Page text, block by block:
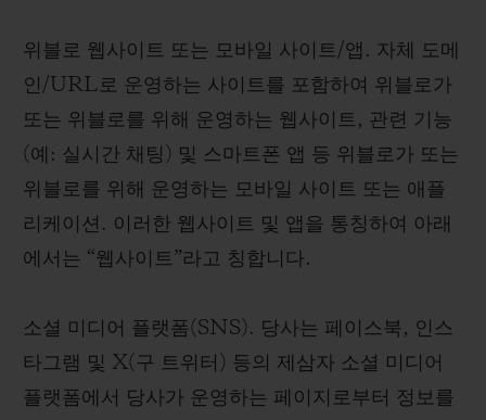
위블로 웹사이트 또는 모바일 사이트/앱. 자체 도메
인/URL로 운영하는 사이트를 포함하여 위블로가
또는 위블로를 위해 운영하는 웹사이트, 관련 기능
(예: 실시간 채팅) 및 스마트폰 앱 등 위블로가 또는
위블로를 위해 운영하는 모바일 사이트 또는 애플
리케이션. 이러한 웹사이트 및 앱을 통칭하여 아래
에서는 “웹사이트”라고 칭합니다.
소셜 미디어 플랫폼(SNS). 당사는 페이스북, 인스
타그램 및 X(구 트위터) 등의 제삼자 소셜 미디어
플랫폼에서 당사가 운영하는 페이지로부터 정보를